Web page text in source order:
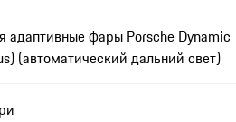
адаптивные фары Porsche Dynamic
(автоматический дальний свет)